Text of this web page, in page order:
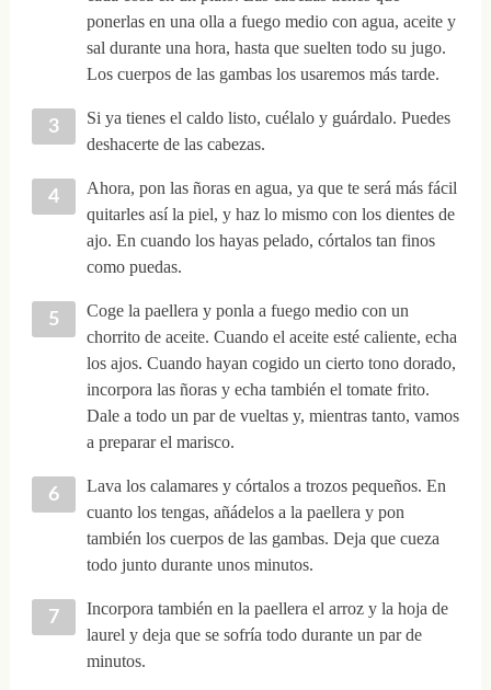
ponerlas en una olla a fuego medio con agua, aceite y
sal durante una hora, hasta que suelten todo su jugo.
Los cuerpos de las gambas los usaremos más tarde.
Si ya tienes el caldo listo, cuélalo y guárdalo. Puedes
deshacerte de las cabezas.
Ahora, pon las ñoras en agua, ya que te será más fácil
quitarles así la piel, y haz lo mismo con los dientes de
ajo. En cuando los hayas pelado, córtalos tan finos
como puedas.
Coge la paellera y ponla a fuego medio con un
chorrito de aceite. Cuando el aceite esté caliente, echa
los ajos. Cuando hayan cogido un cierto tono dorado,
incorpora las ñoras y echa también el tomate frito.
Dale a todo un par de vueltas y, mientras tanto, vamos
a preparar el marisco.
Lava los calamares y córtalos a trozos pequeños. En
cuanto los tengas, añádelos a la paellera y pon
también los cuerpos de las gambas. Deja que cueza
todo junto durante unos minutos.
Incorpora también en la paellera el arroz y la hoja de
laurel y deja que se sofría todo durante un par de
minutos.